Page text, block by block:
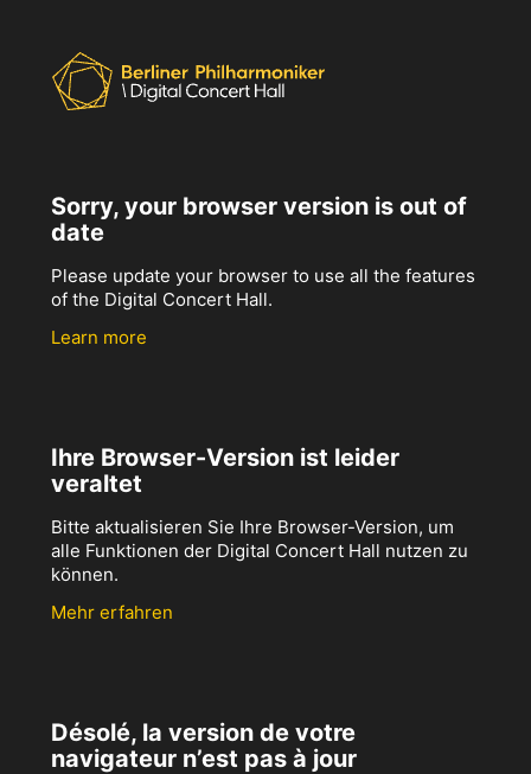
Sorry, your browser version is out of
date
Please update your browser to use all the features
of the Digital Concert Hall.
Learn more
Ihre Browser-Version ist leider
veraltet
Bitte aktualisieren Sie Ihre Browser-Version, um
alle Funktionen der Digital Concert Hall nutzen zu
können.
Mehr erfahren
Désolé, la version de votre
navigateur n’est pas à jour